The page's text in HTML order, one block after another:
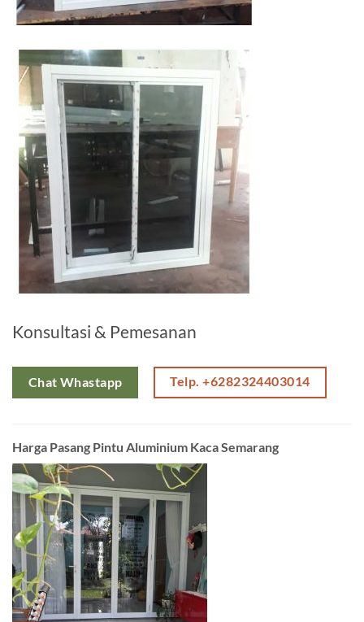
Konsultasi & Pemesanan
Chat Whastapp Telp. +6282324403014
Harga Pasang Pintu Aluminium Kaca Semarang